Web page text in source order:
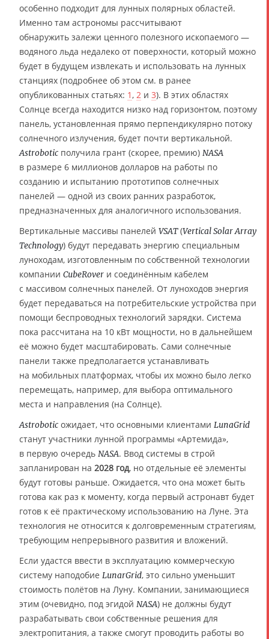
особенно подходит для лунных полярных областей.
Именно там астрономы рассчитывают
обнаружить залежи ценного полезного ископаемого —
водяного льда недалеко от поверхности, который можно
будет в будущем извлекать и использовать на лунных
станциях (подробнее об этом см. в ранее
опубликованных статьях: 1 , 2 и 3). В этих областях
Солнце всегда находится низко над горизонтом, поэтому
панель, установленная прямо перпендикулярно потоку
солнечного излучения, будет почти вертикальной.
Astrobotic получила грант (скорее, премию) NASA
в размере 6 миллионов долларов на работы по
созданию и испытанию прототипов солнечных
панелей — одной из своих ранних разработок,
предназначенных для аналогичного использования.
Вертикальные массивы панелей VSAT(Vertical Solar Array
Technology) будут передавать энергию специальным
луноходам, изготовленным по собственной технологии
компании CubeRover и соединённым кабелем
с массивом солнечных панелей. От луноходов энергия
будет передаваться на потребительские устройства при
помощи беспроводных технологий зарядки. Система
пока рассчитана на 10 кВт мощности, но в дальнейшем
её можно будет масштабировать. Сами солнечные
панели также предполагается устанавливать
на мобильных платформах, чтобы их можно было легко
перемещать, например, для выбора оптимального
места и направления (на Солнце).
Astrobotic ожидает, что основными клиентами LunaGrid
станут участники лунной программы «Артемида»,
в первую очередь NASA. Ввод системы в строй
запланирован на 2028 год, но отдельные её элементы
будут готовы раньше. Ожидается, что она может быть
готова как раз к моменту, когда первый астронавт будет
готов к её практическому использованию на Луне. Эта
технология не относится к долговременным стратегиям,
требующим непрерывного развития и вложений.
Если удастся ввести в эксплуатацию коммерческую
систему наподобие LunarGrid, это сильно уменьшит
стоимость полётов на Луну. Компании, занимающиеся
этим (очевидно, под эгидой NASA) не должны будут
разрабатывать свои собственные решения для
электропитания, а также смогут проводить работы во